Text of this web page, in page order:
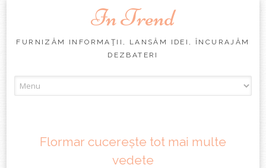
In Trend
FURNIZĂM INFORMAŢII, LANSĂM IDEI, ÎNCURAJĂM
DEZBATERI
to
Flormar cucerește tot mai multe
vedete